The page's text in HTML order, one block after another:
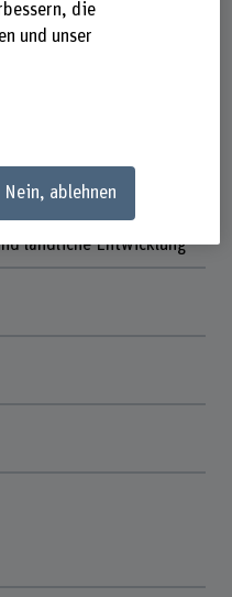
ländliche Entwicklung
die
und unser
Nein, ablehnen